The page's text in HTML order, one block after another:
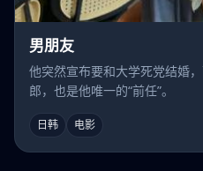
男朋友
他突然宣布要和大学死党结婚
郎，也是他唯一的“前任”。
日韩 电影